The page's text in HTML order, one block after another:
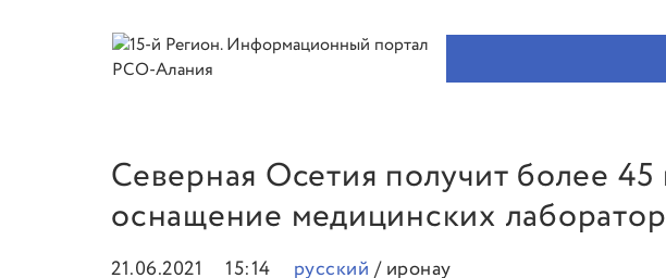
Северная Осетия получит более
оснащение медицинских
21.06.2021 15:14 русский /иронау